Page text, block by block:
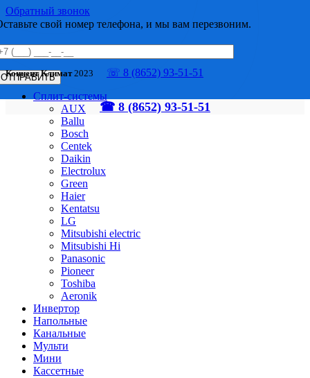
Обратный звонок
свой номер телефона, и мы вам перезвоним.
☎ 8 (8652) 93-51-51
Концепт Климат 2023
☏ 8 (8652) 93-51-51
Сплит-системы
AUX
Ballu
Bosch
Centek
Daikin
Electrolux
Green
Haier
Kentatsu
LG
Mitsubishi electric
Mitsubishi Hi
Panasonic
Pioneer
Toshiba
Аeronik
Инвертор
Напольные
Канальные
Мульти
Мини
Кассетные